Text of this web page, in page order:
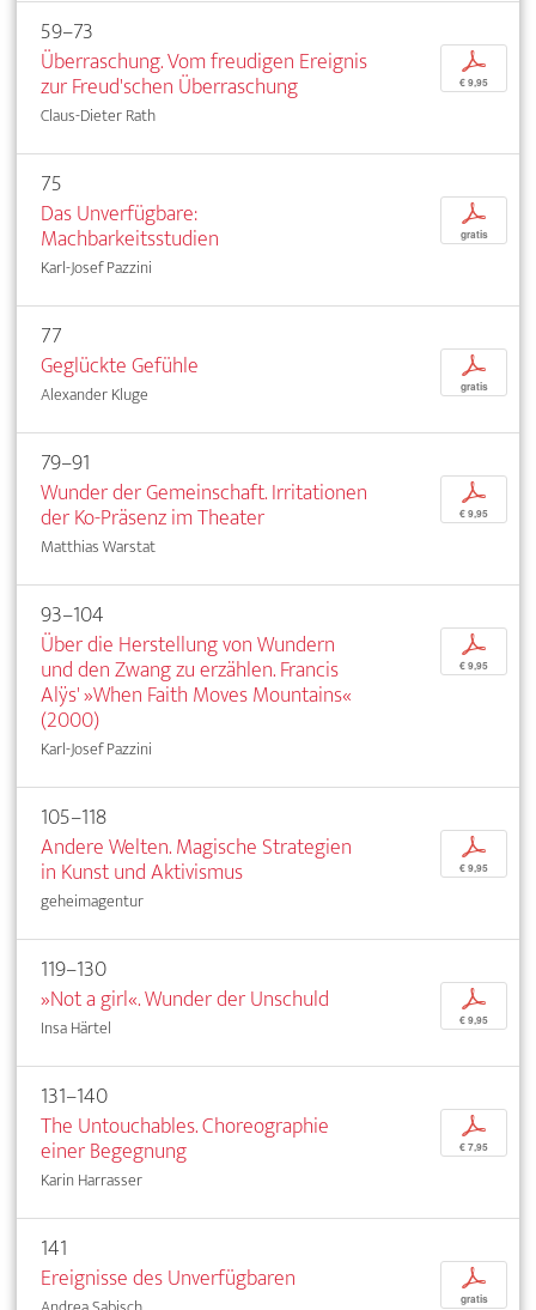
59–73
Überraschung. Vom freudigen Ereignis
zur Freud'schen Überraschung
Claus-Dieter Rath
p
€ 9,95
75
Das Unverfügbare:
Machbarkeitsstudien
Karl-Josef Pazzini
p
gratis
77
Geglückte Gefühle
Alexander Kluge
p
gratis
79–91
Wunder der Gemeinschaft. Irritationen
der Ko-Präsenz im Theater
Matthias Warstat
p
€ 9,95
93–104
Über die Herstellung von Wundern
und den Zwang zu erzählen. Francis
Alÿs' »When Faith Moves Mountains«
(2000)
Karl-Josef Pazzini
p
€ 9,95
105–118
Andere Welten. Magische Strategien
in Kunst und Aktivismus
geheimagentur
p
€ 9,95
119–130
»Not a girl«. Wunder der Unschuld
Insa Härtel
p
€ 9,95
131–140
The Untouchables. Choreographie
einer Begegnung
Karin Harrasser
p
€ 7,95
141
Ereignisse des Unverfügbaren
p
gratis